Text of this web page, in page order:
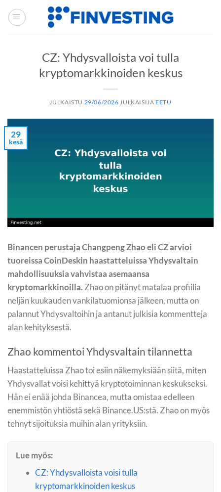
Siirry
sisältöön
CZ: Yhdysvalloista voi tulla
kryptomarkkinoiden keskus
JULKAISTU 29/06/2026 JULKAISIJA EETU
29
kesä
Binancen perustaja Changpeng Zhao eli CZ arvioi
tuoreissa CoinDeskin haastatteluissa Yhdysvaltain
mahdollisuuksia vahvistaa asemaansa
kryptomarkkinoilla. Zhao on pitänyt matalaa profiilia
neljän kuukauden vankilatuomionsa jälkeen, mutta on
palannut Yhdysvaltoihin ja antanut julkisia kommentteja
alan kehityksestä.
Zhao kommentoi Yhdysvaltain tilannetta
Haastatteluissa Zhao toi esiin näkemyksiään siitä, miten
Yhdysvallat voisi kehittyä kryptotoiminnan keskukseksi.
Hän ei enää johda Binancea, mutta omistaa edelleen
enemmistön yhtiöstä sekä Binance.US:stä. Zhao on myös
tehnyt sijoituksia muihin alan yrityksiin.
Lue myös:
CZ: Yhdysvalloista voisi tulla
kryptomarkkinoiden keskus